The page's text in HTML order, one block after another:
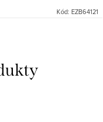
Kód: EZB64121